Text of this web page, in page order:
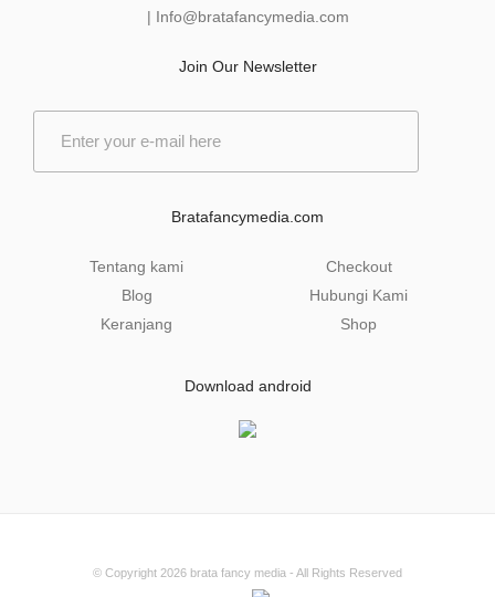
| Info@bratafancymedia.com
Join Our Newsletter
Bratafancymedia.com
Tentang kami
Blog
Keranjang
Checkout
Hubungi Kami
Shop
Download android
© Copyright 2026 brata fancy media - All Rights Reserved